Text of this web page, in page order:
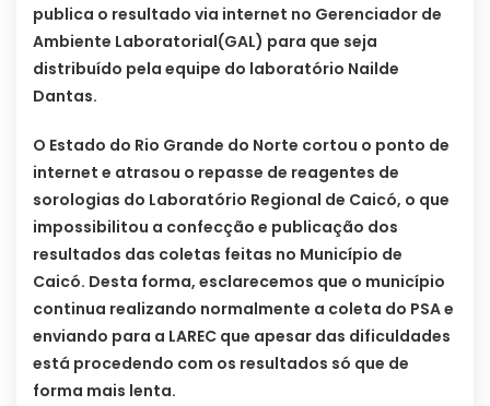
publica o resultado via internet no Gerenciador de
Ambiente Laboratorial(GAL) para que seja
distribuído pela equipe do laboratório Nailde
Dantas.
O Estado do Rio Grande do Norte cortou o ponto de
internet e atrasou o repasse de reagentes de
sorologias do Laboratório Regional de Caicó, o que
impossibilitou a confecção e publicação dos
resultados das coletas feitas no Município de
Caicó. Desta forma, esclarecemos que o município
continua realizando normalmente a coleta do PSA e
enviando para a LAREC que apesar das dificuldades
está procedendo com os resultados só que de
forma mais lenta.